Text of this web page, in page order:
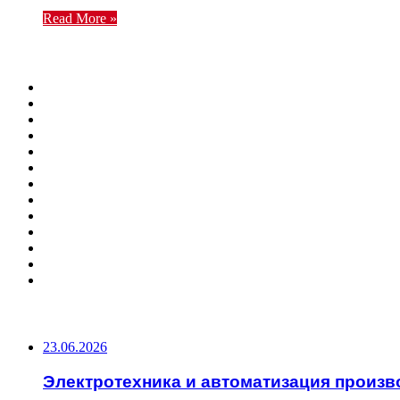
Read More »
23.06.2026
Электротехника и автоматизация